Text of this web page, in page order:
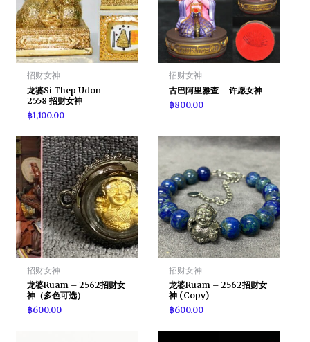
招财女神
龙婆Si Thep Udon –
2558 招财女神
฿1,100.00
招财女神
古巴阿里雅查 – 许愿女神
฿800.00
招财女神
龙婆Ruam – 2562招财女
神（多色可选）
฿600.00
招财女神
龙婆Ruam – 2562招财女
神 (Copy)
฿600.00